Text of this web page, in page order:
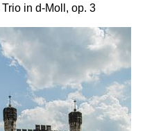
Trio in d-Moll, op. 3